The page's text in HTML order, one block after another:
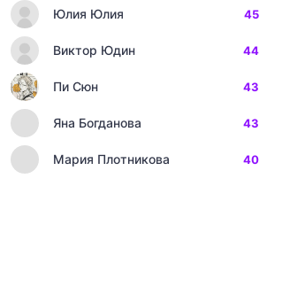
Юлия Юлия 45
Виктор Юдин 44
Пи Сюн 43
Яна Богданова 43
Мария Плотникова 40